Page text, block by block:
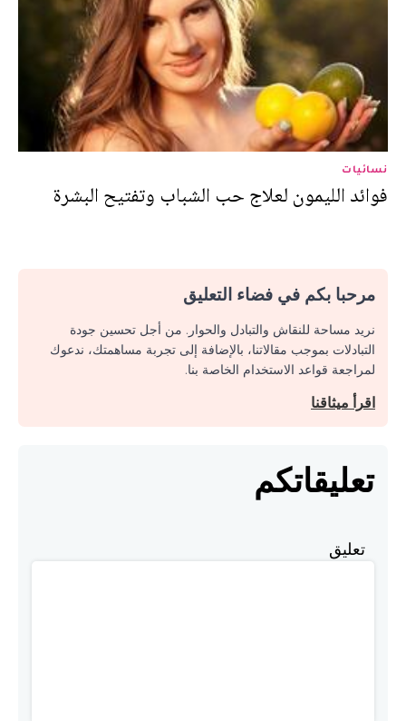
نسائيات
فوائد الليمون لعلاج حب الشباب وتفتيح البشرة
مرحبا بكم في فضاء التعليق
نريد مساحة للنقاش والتبادل والحوار. من أجل تحسين جودة
التبادلات بموجب مقالاتنا، بالإضافة إلى تجربة مساهمتك، ندعوك
لمراجعة قواعد الاستخدام الخاصة بنا.
اقرأ ميثاقنا
تعليقاتكم
تعليق